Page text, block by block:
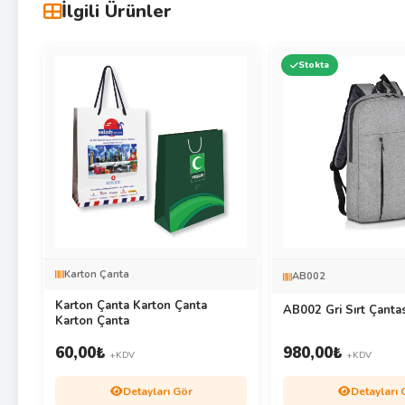
İlgili Ürünler
Karton Çanta
Karton Çanta Karton Çanta
Karton Çanta
60,00₺ +KDV
Detayları Gör
Stokta
AB002
AB002 Gri Sırt
980,00₺ +KDV
Detayları